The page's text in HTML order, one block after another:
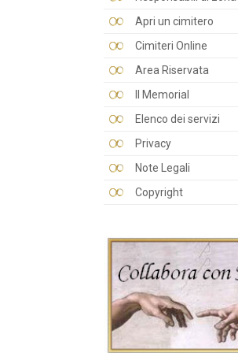
Apri un cimitero
Cimiteri Online
Area Riservata
Il Memorial
Elenco dei servizi
Privacy
Note Legali
Copyright